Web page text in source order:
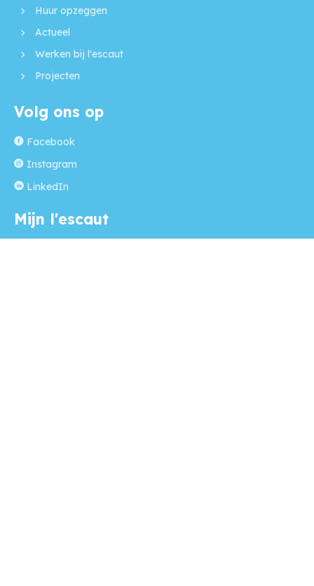
Huur opzeggen
Actueel
Werken bij l'escaut
Projecten
Volg ons op
Facebook
Instagram
LinkedIn
Mijn l'escaut